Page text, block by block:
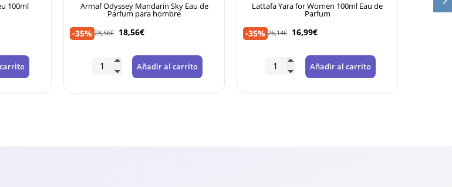
100ml Armaf Odyssey Mandarin Sky Eau de
Parfum para hombre
-35% 28,56€ 18,56€
Añadir al carrito
Lattafa Yara for Women 100ml Eau de
Parfum
-35% 26,14€ 16,99€
Añadir al carrito
Lattafa
PARA PEDIDOS
A 120€
automático en tu carrito por compras
No acumulable con otros cupones.